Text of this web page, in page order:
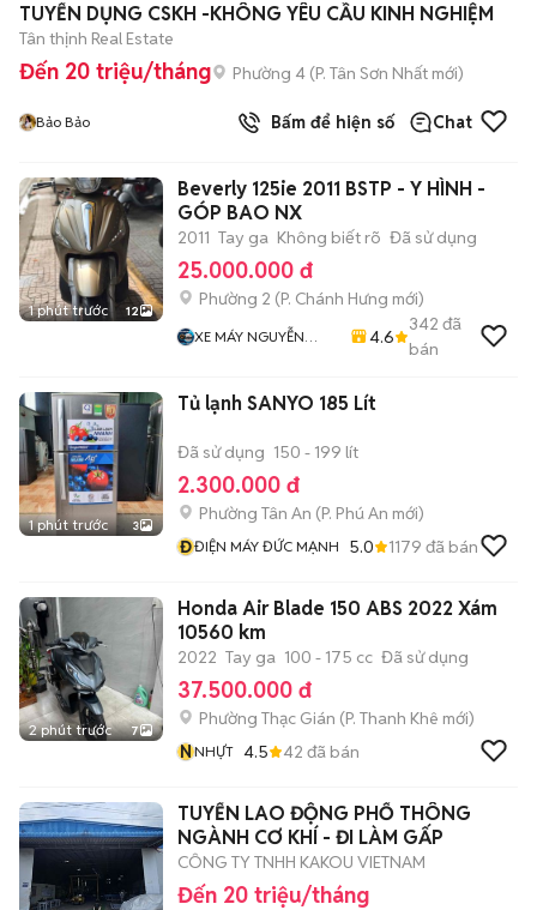
TUYỂN DỤNG CSKH -KHÔNG YÊU CẦU KINH NGHIỆM
Tân thịnh Real Estate
Đến 20 triệu/tháng Phường 4 (P. Tân Sơn Nhất mới)
Bảo Bảo Bấm để hiện số Chat
1 phút trước 12
Beverly 125ie 2011 BSTP - Y HÌNH -
GÓP BAO NX
2011 Tay ga Không biết rõ Đã sử dụng
25.000.000 đ
Phường 2 (P. Chánh Hưng mới)
XE MÁY NGUYỄN
4.6
342 đã
bán
1 phút trước 3
Tủ lạnh SANYO 185 Lít
Đã sử dụng 150 - 199 lít
2.300.000 đ
Phường Tân An (P. Phú An mới)
ĐĐIỆN MÁY ĐỨC MẠNH 5.0 1179 đã bán
2 phút trước 7
Honda Air Blade 150 ABS 2022 Xám
10560 km
2022 Tay ga 100 - 175 cc Đã sử dụng
37.500.000 đ
Phường Thạc Gián (P. Thanh Khê mới)
NNHỰT 4.5 42 đã bán
TUYỂN LAO ĐỘNG PHỔ THÔNG
NGÀNH CƠ KHÍ - ĐI LÀM GẤP
CÔNG TY TNHH KAKOU VIETNAM
Đến 20 triệu/tháng